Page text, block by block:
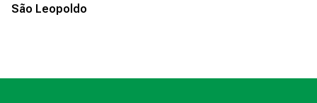
São Leopoldo